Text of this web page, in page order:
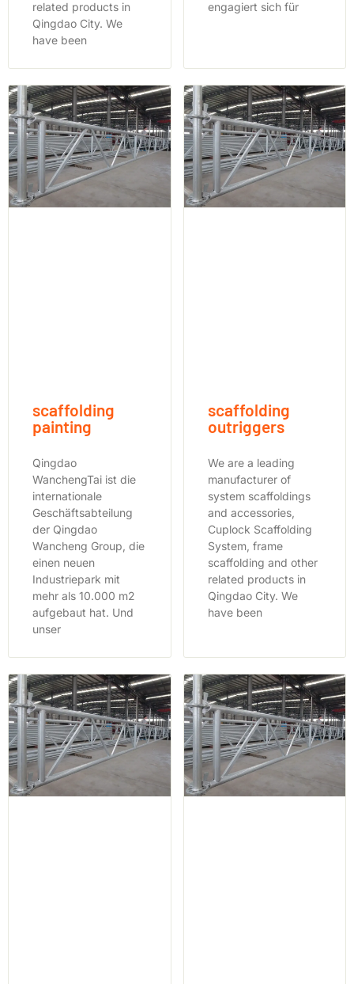
related products in
Qingdao City. We
have been
engagiert sich für
scaffolding
painting
Qingdao
WanchengTai ist die
internationale
Geschäftsabteilung
der Qingdao
Wancheng Group, die
einen neuen
Industriepark mit
mehr als 10.000 m2
aufgebaut hat. Und
unser
scaffolding
outriggers
We are a leading
manufacturer of
system scaffoldings
and accessories,
Cuplock Scaffolding
System, frame
scaffolding and other
related products in
Qingdao City. We
have been